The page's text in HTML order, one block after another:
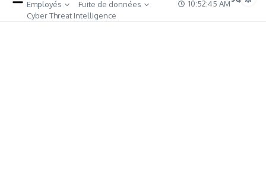
Employés
Fuite de données
Cyber Threat Intelligence
10:52:47 AM